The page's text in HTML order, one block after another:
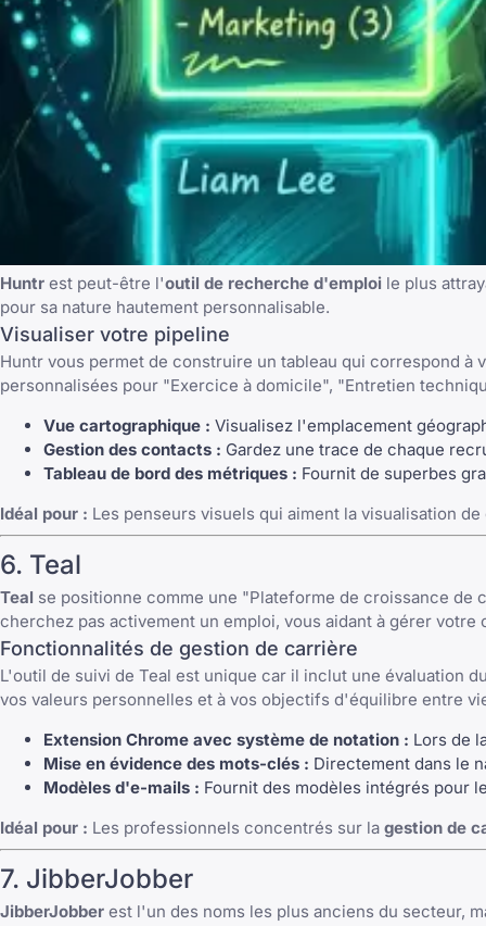
Huntr est peut-être l'outil de recherche d'emploi le plus
pour sa nature hautement personnalisable.
Visualiser votre pipeline
Huntr vous permet de construire un tableau qui correspond
personnalisées pour "Exercice à domicile", "Entretien
Vue cartographique : Visualisez l'emplacement
Gestion des contacts : Gardez une trace de chaque
Tableau de bord des métriques : Fournit de superbes
Idéal pour : Les penseurs visuels qui aiment la visualisation
6. Teal
Teal se positionne comme une "Plateforme de croissance
cherchez pas activement un emploi, vous aidant à gérer
Fonctionnalités de gestion de carrière
L'outil de suivi de Teal est unique car il inclut une évaluation
vos valeurs personnelles et à vos objectifs d'équilibre entre
Extension Chrome avec système de notation : Lors de
Mise en évidence des mots-clés : Directement dans le
Modèles d'e-mails : Fournit des modèles intégrés pour
Idéal pour : Les professionnels concentrés sur la gestion de
7. JibberJobber
JibberJobber est l'un des noms les plus anciens du secteur,